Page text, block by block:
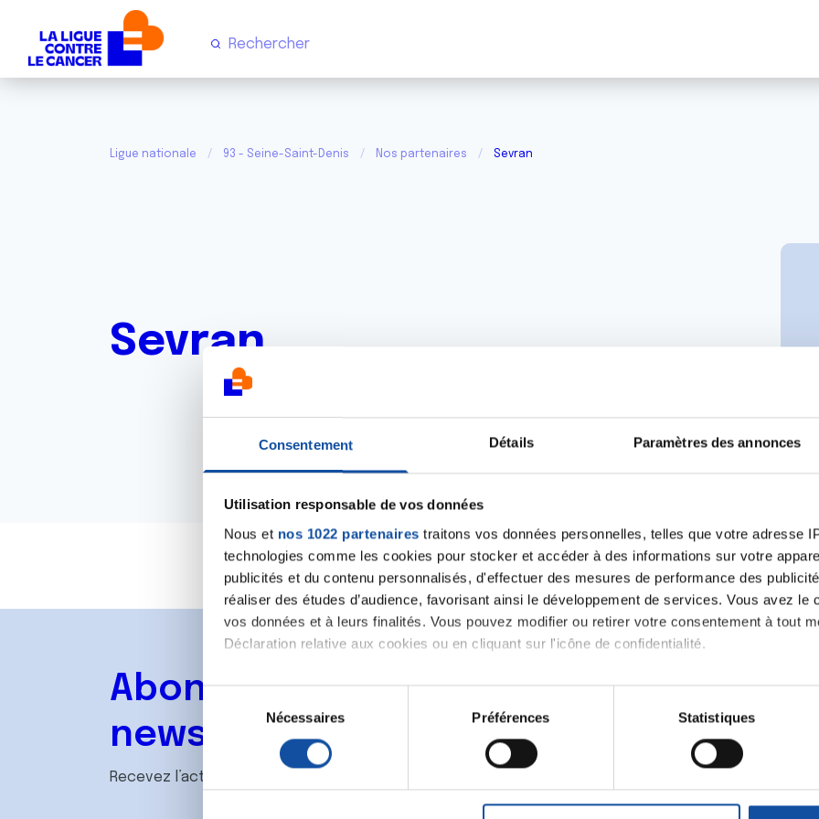
Consentement Détails Paramètres des annonces
Utilisation responsable de vos données
Nous et nos 1022 partenaires traitons vos données personnelles, telles que votre adresse
technologies comme les cookies pour stocker et accéder à des informations sur votre
publicités et du contenu personnalisés, d'effectuer des mesures de performance des
réaliser des études d’audience, favorisant ainsi le développement de services. Vous avez le
vos données et à leurs finalités. Vous pouvez modifier ou retirer votre consentement à tout
Déclaration relative aux cookies ou en cliquant sur l'icône de confidentialité.
Si vous le permettez, nous aimerions également :
Collecter des informations sur votre localisation géographique qui peuvent être
digitales).
. Vous pouvez modifier ou retirer votre consentement à tout moment à partir de la
l
c
Nécessaires Préférences Statistiques
Ligue nationale 93 - Seine-Saint-Denis Nos partenaires Sevran
Sevran
https://www.ville-sevran.fr/
Abonnez-vous à notre
newsletter
Recevez l’actualité de la Ligue.